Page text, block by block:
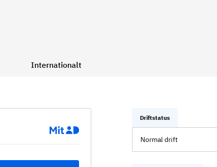
Internationalt
Driftstatus
Normal drift